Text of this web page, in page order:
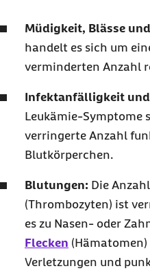
Müdigkeit, Blässe
handelt es sich um
verminderten Anzahl
Infektanfälligkeit
Leukämie-Symptome
verringerte Anzahl
Blutkörperchen.
Blutungen: Die
(Thrombozyten) ist
es zu Nasen- oder
Flecken
Verletzungen und